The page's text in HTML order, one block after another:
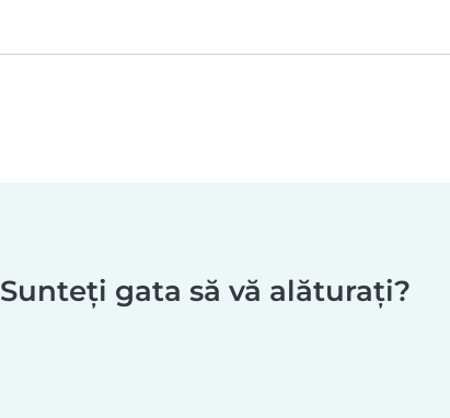
Sunteți gata să vă alăturați?